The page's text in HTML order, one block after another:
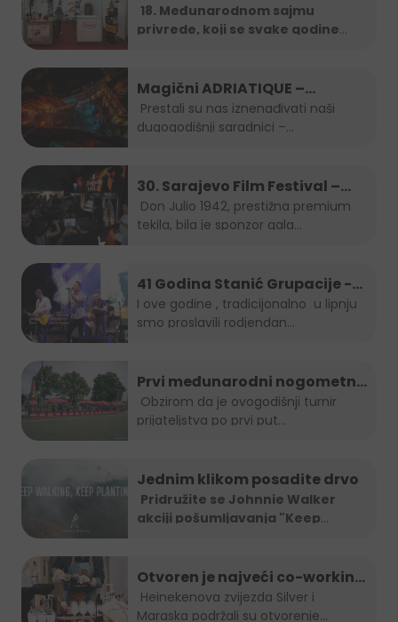
18. Međunarodnom sajmu
privrede, koji se svake godine
Magični ADRIATIQUE –
posljednja noć SFF-a
dugogodišnji saradnici –...
30. Sarajevo Film Festival –
Don Julio Gala zabava
tekila, bila je sponzor gala...
41 Godina Stanić Grupacije -
koncert Indira Forza i Berin
Buturović
I ove godine , tradicijonalno u lipnju
smo proslavili rodjendan...
Prvi međunarodni nogometni
turnir prijateljstva
prijateljstva po prvi put...
Jednim klikom posadite drvo
Pridružite se Johnnie Walker
akciji pošumljavanja "Keep
Otvoren je najveći co-working
space u Sarajevu!
Maraska podržali su otvorenje...